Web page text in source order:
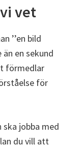
vet
’’en bild
än en sekund
förmedlar
för
jobba med
du vill att